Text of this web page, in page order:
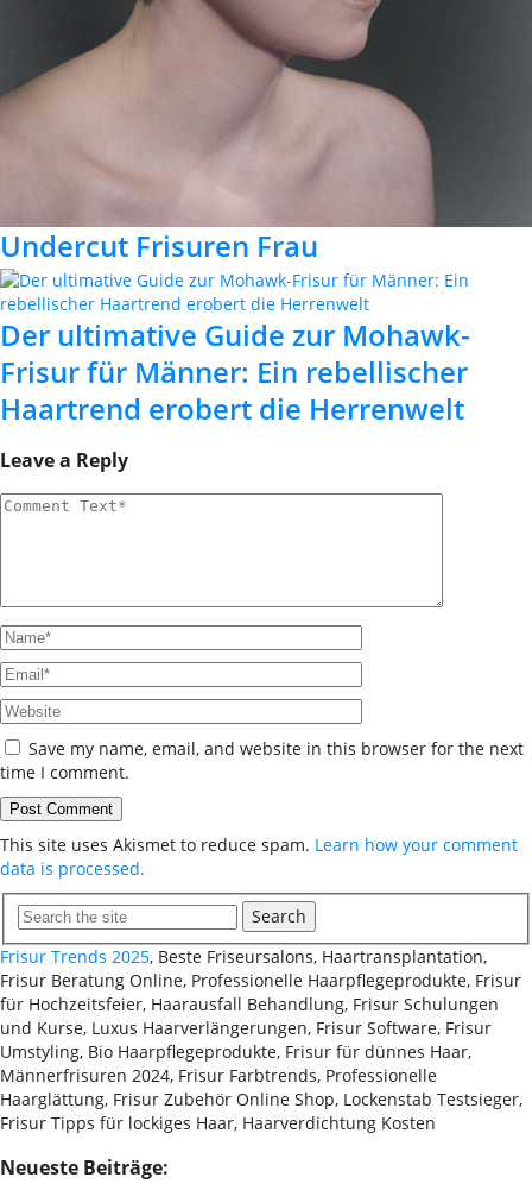
Undercut Frisuren Frau
Der ultimative Guide zur Mohawk-
Frisur für Männer: Ein rebellischer
Haartrend erobert die Herrenwelt
Leave a Reply
Save my name, email, and website in this browser for the next
time I comment.
This site uses Akismet to reduce spam. Learn how your comment
data is processed.
Search
Frisur Trends 2025, Beste Friseursalons, Haartransplantation,
Frisur Beratung Online, Professionelle Haarpflegeprodukte, Frisur
für Hochzeitsfeier, Haarausfall Behandlung, Frisur Schulungen
und Kurse, Luxus Haarverlängerungen, Frisur Software, Frisur
Umstyling, Bio Haarpflegeprodukte, Frisur für dünnes Haar,
Männerfrisuren 2024, Frisur Farbtrends, Professionelle
Haarglättung, Frisur Zubehör Online Shop, Lockenstab Testsieger,
Frisur Tipps für lockiges Haar, Haarverdichtung Kosten
Neueste Beiträge: